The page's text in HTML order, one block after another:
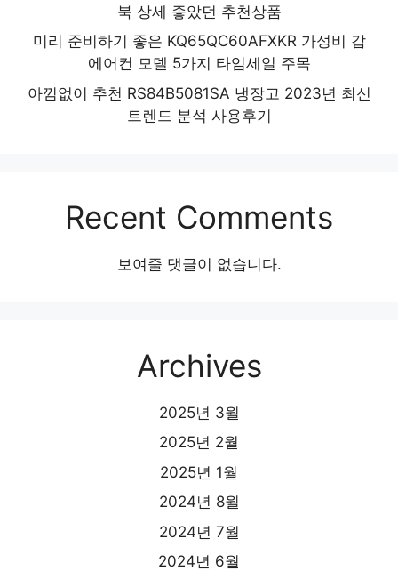
북 상세 좋았던 추천상품
미리 준비하기 좋은 KQ65QC60AFXKR 가성비 갑
에어컨 모델 5가지 타임세일 주목
아낌없이 추천 RS84B5081SA 냉장고 2023년 최신
트렌드 분석 사용후기
Recent Comments
보여줄 댓글이 없습니다.
Archives
2025년 3월
2025년 2월
2025년 1월
2024년 8월
2024년 7월
2024년 6월